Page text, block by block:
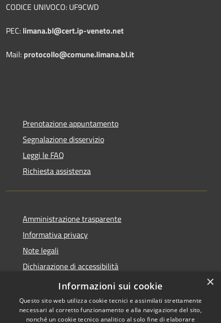
CODICE UNIVOCO: UF9CWD
PEC: limana.bl@cert.ip-veneto.net
Mail: protocollo@comune.limana.bl.it
Prenotazione appuntamento
Segnalazione disservizio
Leggi le FAQ
Richiesta assistenza
Amministrazione trasparente
Informativa privacy
Note legali
Dichiarazione di accessibilità
Moduli Privacy Amministrazione trasparente
×
Informazioni sui cookie
Questo sito web utilizza cookie tecnici e assimilati strettamente
necessari al corretto funzionamento e alla navigazione del sito,
nonché un cookie tecnico analitico al solo fine di elaborare